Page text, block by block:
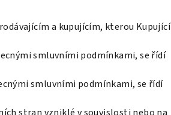
a kupujícím, kterou Kupující
smluvními podmínkami, se řídí
smluvními podmínkami, se řídí